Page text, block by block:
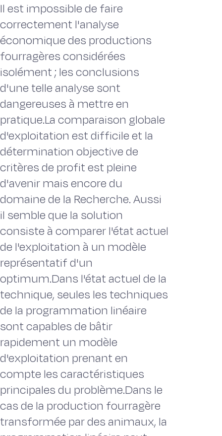
Il est impossible de faire
correctement l'analyse
économique des productions
fourragères considérées
isolément ; les conclusions
d'une telle analyse sont
dangereuses à mettre en
pratique.La comparaison globale
d'exploitation est difficile et la
détermination objective de
critères de profit est pleine
d'avenir mais encore du
domaine de la Recherche. Aussi
il semble que la solution
consiste à comparer l'état actuel
de l'exploitation à un modèle
représentatif d'un
optimum.Dans l'état actuel de la
technique, seules les techniques
de la programmation linéaire
sont capables de bâtir
rapidement un modèle
d'exploitation prenant en
compte les caractéristiques
principales du problème.Dans le
cas de la production fourragère
transformée par des animaux, la